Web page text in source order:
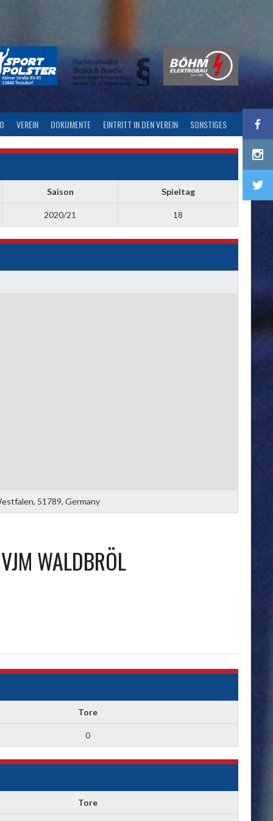
VEREIN DOKUMENTE EINTRITT IN DEN VEREIN SONSTIGES
Saison Spieltag
2020/21 18
51789, Germany
WALDBRÖL
Tore
0
Tore